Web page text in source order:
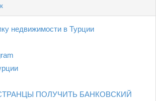
недвижимости в Турции
ПОЛУЧИТЬ БАНКОВСКИЙ